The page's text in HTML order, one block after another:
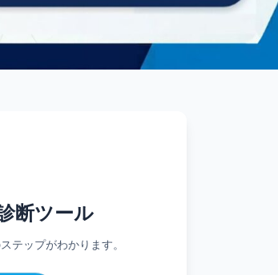
断ツール
テップがわかります。